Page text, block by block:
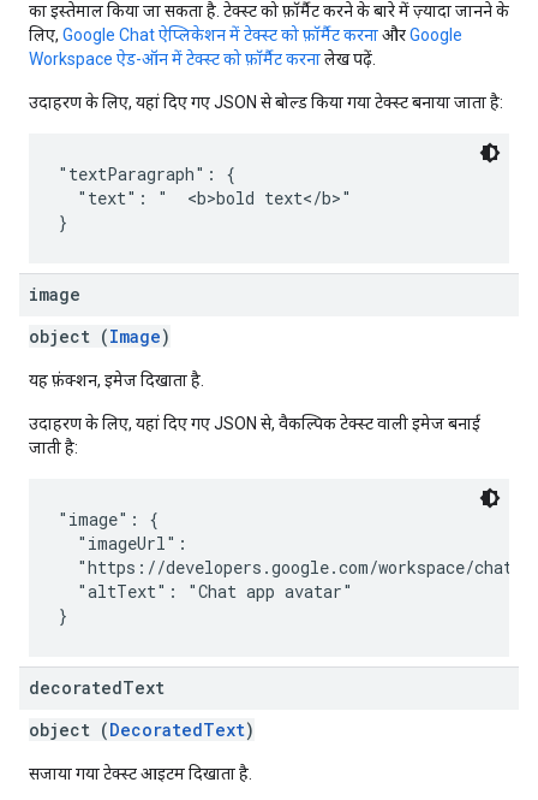
का इस्तेमाल किया जा सकता है. टेक्स्ट को फ़ॉर्मैट करने के बारे में ज़्यादा जानने के
लिए, Google Chat ऐप्लिकेशन में टेक्स्ट को फ़ॉर्मैट करनाऔरGoogle
Workspace ऐड-ऑन में टेक्स्ट को फ़ॉर्मैट करनालेख पढ़ें.
उदाहरण के लिए, यहां दिए गए JSON से बोल्ड किया गया टेक्स्ट बनाया जाता है:
"textParagraph": {
  "text": "  <b>bold text</b>"
image
object (Image)
यह फ़ंक्शन, इमेज दिखाता है.
उदाहरण के लिए, यहां दिए गए JSON से, वैकल्पिक टेक्स्ट वाली इमेज बनाई
जाती है:
"image": {
  "imageUrl":
"https://developers.google.com/workspace/chat/
  "altText": "Chat app avatar"
decoratedText
object (DecoratedText)
सजाया गया टेक्स्ट आइटम दिखाता है.